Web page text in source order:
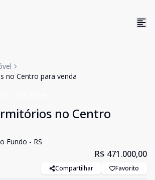
no Centro para venda
no Centro
Fundo - RS
R$ 471.000,00
Compartilhar Favorito